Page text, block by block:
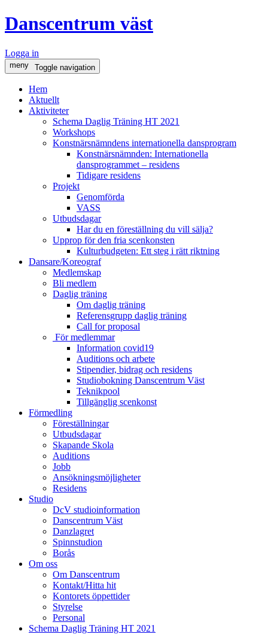
Danscentrum väst
Logga in
meny Toggle navigation
Hem
Aktuellt
Aktiviteter
Schema Daglig Träning HT 2021
Workshops
Konstnärsnämndens internationella dansprogram
Konstnärsnämnden: Internationella
dansprogrammet – residens
Tidigare residens
Projekt
Genomförda
VASS
Utbudsdagar
Har du en föreställning du vill sälja?
Upprop för den fria scenkonsten
Kulturbudgeten: Ett steg i rätt riktning
Dansare/Koreograf
Medlemskap
Bli medlem
Daglig träning
Om daglig träning
Referensgrupp daglig träning
Call for proposal
För medlemmar
Information covid19
Auditions och arbete
Stipendier, bidrag och residens
Studiobokning Danscentrum Väst
Teknikpool
Tillgänglig scenkonst
Förmedling
Föreställningar
Utbudsdagar
Skapande Skola
Auditions
Jobb
Ansökningsmöjligheter
Residens
Studio
DcV studioinformation
Danscentrum Väst
Danzlagret
Spinnstudion
Borås
Om oss
Om Danscentrum
Kontakt/Hitta hit
Kontorets öppettider
Styrelse
Personal
Schema Daglig Träning HT 2021